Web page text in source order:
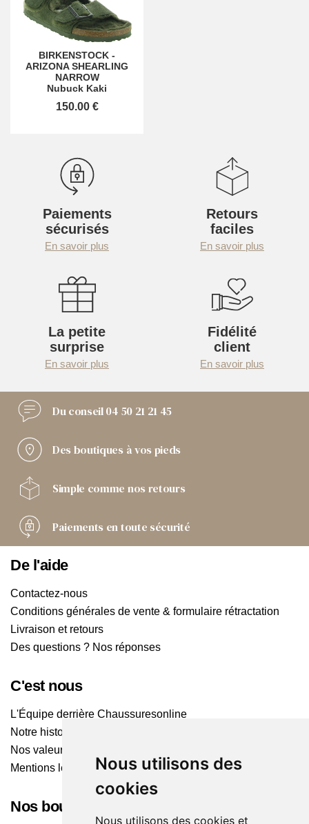
Nous utilisons des
cookies
Nous utilisons des cookies et
BIRKENSTOCK -
ARIZONA SHEARLING
NARROW
Nubuck Kaki
150.00 €
Paiements
sécurisés
En savoir plus
Retours
faciles
En savoir plus
La petite
surprise
En savoir plus
Fidélité
client
En savoir plus
Du conseil04 50 21 21 45
Des boutiques à vos pieds
Simple comme nos retours
Paiements en toute sécurité
De l'aide
Contactez-nous
Conditions générales de vente & formulaire rétractation
Livraison et retours
Des questions ? Nos réponses
C'est nous
L'Équipe derrière Chaussuresonline
Notre histoire
Nos valeurs
Mentions légales
Nos boutiques